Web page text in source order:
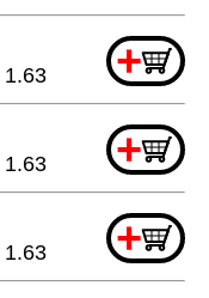
+
1.63
+
1.63
+
1.63